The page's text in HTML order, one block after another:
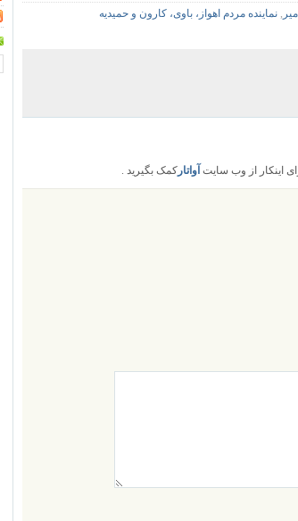
, نماینده مردم اهواز، باوی، کارون و حمیدیه
اینکار از وب سایت آواتار کمک بگیرید .